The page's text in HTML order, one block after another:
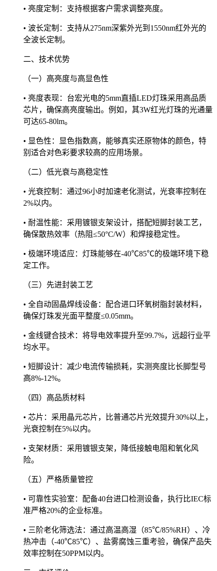
• 亮度定制：支持根据客户需求调整亮度。
• 波长定制：支持从275nm深紫外光到1550nm红外光的
全波长定制。
二、技术优势
（一）高亮度与高显色性
• 亮度表现：台宏光电的5mm直插LED灯珠采用高品质
芯片，确保高亮度输出。例如，其3W红光灯珠的光通量
可达65-80lm。
• 显色性：显色指数高，能够真实还原物体的颜色，特
别适合对色彩要求较高的应用场景。
（二）低光衰与高稳定性
• 光衰控制：通过96小时加速老化测试，光衰率控制在
2%以内。
• 耐温性能：采用镀银支架设计，搭配短脚封装工艺，
确保散热效率（热阻≤50°C/W）和焊接稳定性。
• 极端环境适应：灯珠能够在-40℃85℃的极端环境下稳
定工作。
（三）先进封装工艺
• 全自动固晶焊线设备：配合进口环氧树脂封装材料，
确保灯珠发光面平整度≤0.05mm。
• 金线键合技术：将导电效率提升至99.7%，远超行业平
均水平。
• 短脚设计：减少电流传输损耗，实测亮度比长脚型号
高8%-12%。
（四）高品质材料
• 芯片：采用晶元芯片，比普通芯片光效提升30%以上，
光衰控制在5%以内。
• 支架材质：采用镀银支架，降低接触电阻和氧化风
险。
（五）严格质量管控
• 可靠性实验室：配备40台进口检测设备，执行比IEC标
准严格20%的企业标准。
• 三阶老化筛选法：通过高温高湿（85℃/85%RH）、冷
热冲击（-40℃85℃）、盐雾腐蚀三重考验，确保产品失
效率控制在50PPM以内。